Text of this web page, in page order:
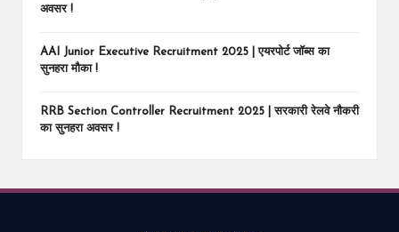
अवसर !
AAI Junior Executive Recruitment 2025 | एयरपोर्ट जॉब्स का
सुनहरा मौका !
RRB Section Controller Recruitment 2025 | सरकारी रेलवे नौकरी
का सुनहरा अवसर !